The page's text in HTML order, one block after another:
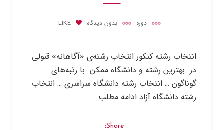
دوره بدون دیدگاه LIKE
انتخاب رشته کنکور انتخاب رشته‌ی «آگاهانه» قبولی
در بهترین رشته و دانشگاه ممکن با رتبه‌های
گوناگون … انتخاب رشته دانشگاه سراسری … انتخاب
رشته دانشگاه آزاد ادامه مطلب
Share: